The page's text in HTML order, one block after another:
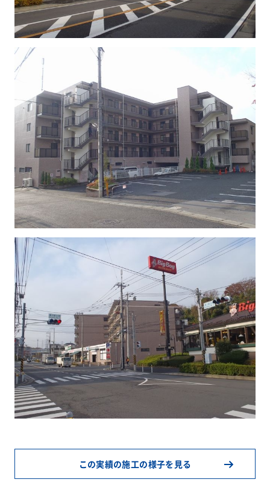
この実績の施工の様子を見る